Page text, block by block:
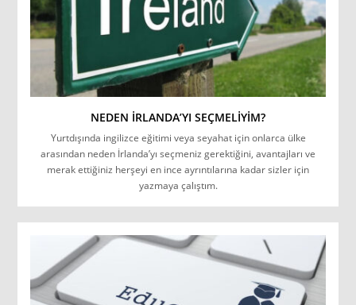
NEDEN İRLANDA’YI SEÇMELIYIM?
Yurtdışında ingilizce eğitimi veya seyahat için onlarca ülke
arasından neden İrlanda’yı seçmeniz gerektiğini, avantajları ve
merak ettiğiniz herşeyi en ince ayrıntılarına kadar sizler için
yazmaya çalıştım.